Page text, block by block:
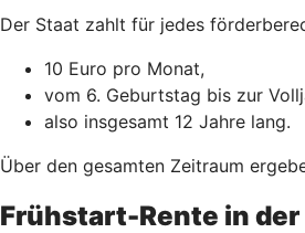
Der Staat zahlt für jedes
10 Euro pro Monat,
vom 6. Geburtstag bis zur
also insgesamt 12 Jahre lang.
Über den gesamten Zeitraum
Frühstart-Rente in der